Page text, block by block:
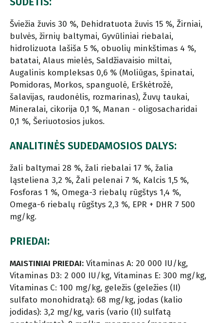
Šviežia žuvis 30 %, Dehidratuota žuvis 15 %, Žirniai,
bulvės, žirnių baltymai, Gyvūliniai riebalai,
hidrolizuota lašiša 5 %, obuolių minkštimas 4 %,
batatai, Alaus mielės, Saldžiavaisio miltai,
Augalinis kompleksas 0,6 % (Moliūgas, špinatai,
Pomidoras, Morkos, spanguolė, Erškėtrožė,
šalavijas, raudonėlis, rozmarinas), Žuvų taukai,
Mineralai, cikorija 0,1 %, Manan - oligosacharidai
0,1 %, Šeriuotosios jukos.
ANALITINĖS SUDEDAMOSIOS DALYS:
žali baltymai 28 %, žali riebalai 17 %, žalia
ląsteliena 3,2 %, Žali pelenai 7 %, Kalcis 1,5 %,
Fosforas 1 %, Omega-3 riebalų rūgštys 1,4 %,
Omega-6 riebalų rūgštys 2,3 %, EPR + DHR 7 500
mg/kg.
PRIEDAI:
MAISTINIAI PRIEDAI: Vitaminas A: 20 000 IU/kg,
Vitaminas D3: 2 000 IU/kg, Vitaminas E: 300 mg/kg,
Vitaminas C: 100 mg/kg, geležis (geležies (II)
sulfato monohidratą): 68 mg/kg, jodas (kalio
jodidas): 3,2 mg/kg, varis (vario (II) sulfatą